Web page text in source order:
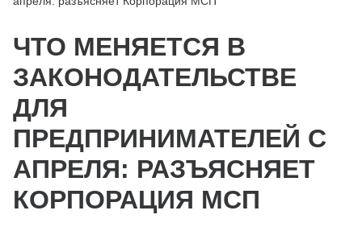
ЧТО МЕНЯЕТСЯ В
ЗАКОНОДАТЕЛЬСТВЕ
ДЛЯ
ПРЕДПРИНИМАТЕЛЕЙ С
АПРЕЛЯ: РАЗЪЯСНЯЕТ
КОРПОРАЦИЯ МСП